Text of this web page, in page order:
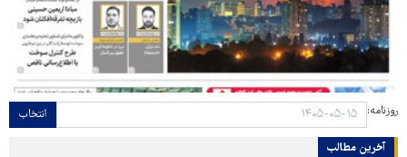
روزنامه: انتخاب
آخرین مطالب